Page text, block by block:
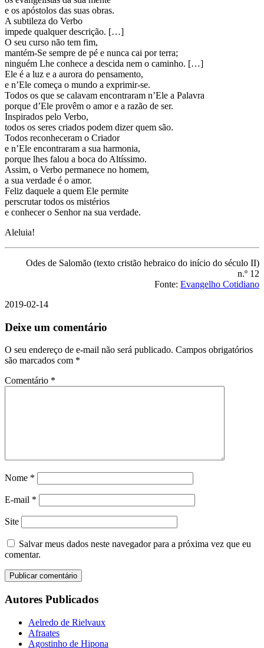
e os apóstolos das suas obras.
A subtileza do Verbo
impede qualquer descrição. […]
O seu curso não tem fim,
mantém-Se sempre de pé e nunca cai por terra;
ninguém Lhe conhece a descida nem o caminho. […]
Ele é a luz e a aurora do pensamento,
e n’Ele começa o mundo a exprimir-se.
Todos os que se calavam encontraram n’Ele a Palavra
porque d’Ele provêm o amor e a razão de ser.
Inspirados pelo Verbo,
todos os seres criados podem dizer quem são.
Todos reconheceram o Criador
e n’Ele encontraram a sua harmonia,
porque lhes falou a boca do Altíssimo.
Assim, o Verbo permanece no homem,
a sua verdade é o amor.
Feliz daquele a quem Ele permite
perscrutar todos os mistérios
e conhecer o Senhor na sua verdade.
Aleluia!
Odes de Salomão (texto cristão hebraico do início do século II)
n.º 12
Fonte: Evangelho Cotidiano
2019-02-14
Deixe um comentário
O seu endereço de e-mail não será publicado. Campos obrigatórios
são marcados com *
Comentário *
Nome *
E-mail *
Site
Salvar meus dados neste navegador para a próxima vez que eu
comentar.
Autores Publicados
Aelredo de Rielvaux
Afraates
Agostinho de Hipona